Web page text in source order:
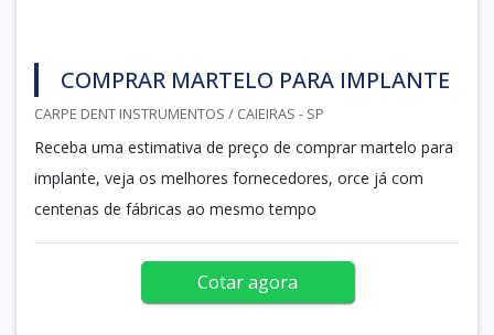
COMPRAR MARTELO PARA IMPLANTE
CARPE DENT INSTRUMENTOS / CAIEIRAS - SP
Receba uma estimativa de preço de comprar martelo para
implante, veja os melhores fornecedores, orce já com
centenas de fábricas ao mesmo tempo
Cotar agora